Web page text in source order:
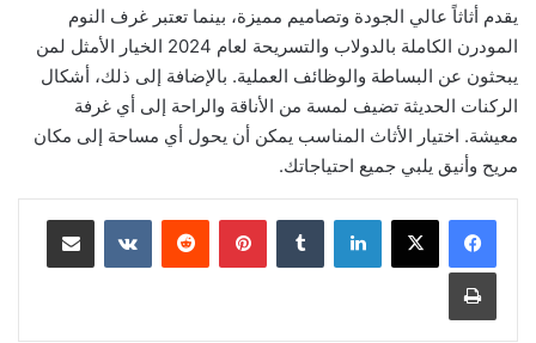
يقدم أثاثاً عالي الجودة وتصاميم مميزة، بينما تعتبر غرف النوم
المودرن الكاملة بالدولاب والتسريحة لعام 2024 الخيار الأمثل لمن
يبحثون عن البساطة والوظائف العملية. بالإضافة إلى ذلك، أشكال
الركنات الحديثة تضيف لمسة من الأناقة والراحة إلى أي غرفة
معيشة. اختيار الأثاث المناسب يمكن أن يحول أي مساحة إلى مكان
مريح وأنيق يلبي جميع احتياجاتك.
لينكدإن بينتيريست مشاركة عبر البريد
طباعة